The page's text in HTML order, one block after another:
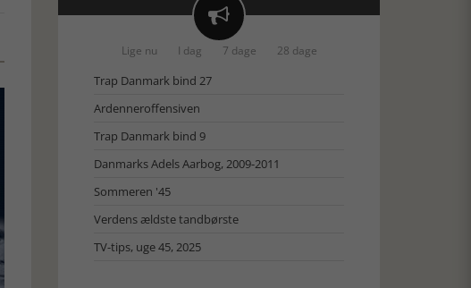

Lige nu I dag 7 dage 28 dage
Trap Danmark bind 27
Ardenneroffensiven
Trap Danmark bind 9
Danmarks Adels Aarbog, 2009-2011
Sommeren '45
Verdens ældste tandbørste
TV-tips, uge 45, 2025